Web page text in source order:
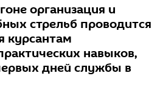
организация и
стрельб проводится
курсантам
навыков,
дней службы в